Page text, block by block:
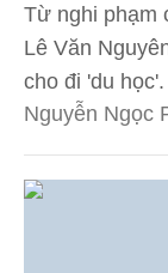
Từ nghi phạm
Lê Văn
cho đi 'du học'.
Nguyễn Ngọc